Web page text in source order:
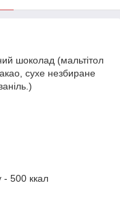
шоколад (мальтітол
сухе незбиране
- 500 ккал